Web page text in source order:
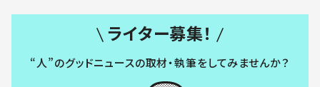
ライター募集！
“人”のグッドニュースの取材・執筆をしてみませんか？